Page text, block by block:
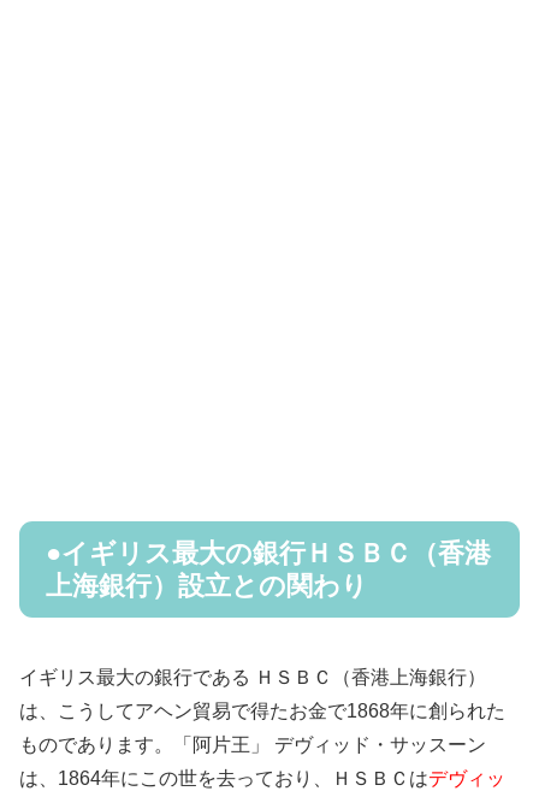
●イギリス最大の銀行ＨＳＢＣ（香港
上海銀行）設立との関わり
イギリス最大の銀行である ＨＳＢＣ（香港上海銀行）
は、こうしてアヘン貿易で得たお金で1868年に創られた
ものであります。「阿片王」 デヴィッド・サッスーン
は、1864年にこの世を去っており、ＨＳＢＣはデヴィッ